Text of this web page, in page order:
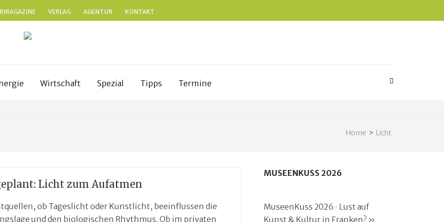
VERLAG AGENTUR KONTAKT
Wirtschaft Spezial Tipps Termine
Home > Licht
Licht zum Aufatmen
ob Tageslicht oder Kunstlicht, beeinflussen die
und den biologischen Rhythmus. Ob im privaten
MUSEENKUSS 2026
MuseenKuss 2026 · Lust auf
Kunst & Kultur in Franken? »